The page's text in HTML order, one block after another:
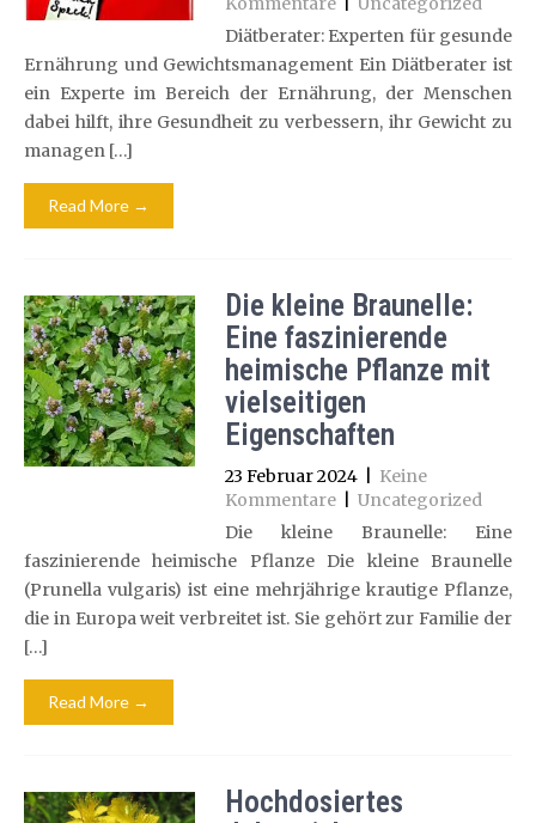
Diätberater: Experten für gesunde
Ernährung und Gewichtsmanagement Ein Diätberater ist
ein Experte im Bereich der Ernährung, der Menschen
dabei hilft, ihre Gesundheit zu verbessern, ihr Gewicht zu
managen […]
Read More →
Die kleine Braunelle:
Eine faszinierende
heimische Pflanze mit
vielseitigen
Eigenschaften
23 Februar 2024
Keine
Kommentare
Uncategorized
Die kleine Braunelle: Eine
faszinierende heimische Pflanze Die kleine Braunelle
(Prunella vulgaris) ist eine mehrjährige krautige Pflanze,
die in Europa weit verbreitet ist. Sie gehört zur Familie der
[…]
Read More →
Hochdosiertes